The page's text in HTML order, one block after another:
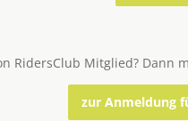
RidersClub Mitglied? Dann
zur Anmeldung